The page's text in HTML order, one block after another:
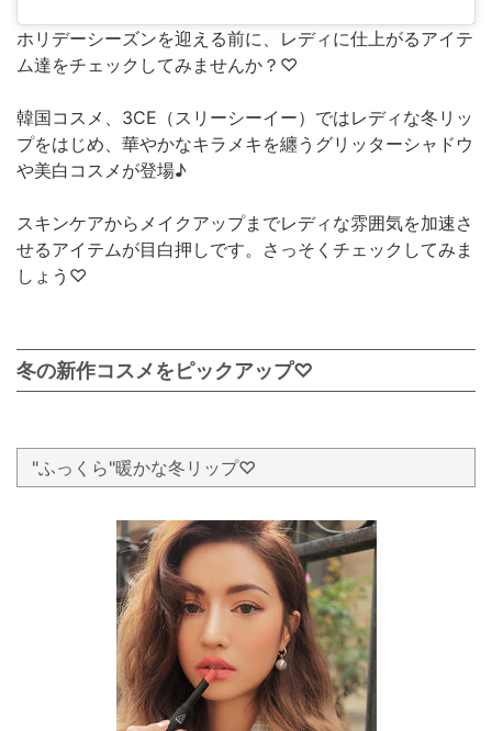
ホリデーシーズンを迎える前に、レディに仕上がるアイテ
ム達をチェックしてみませんか？♡
韓国コスメ、3CE（スリーシーイー）ではレディな冬リッ
プをはじめ、華やかなキラメキを纏うグリッターシャドウ
や美白コスメが登場♪
スキンケアからメイクアップまでレディな雰囲気を加速さ
せるアイテムが目白押しです。さっそくチェックしてみま
しょう♡
冬の新作コスメをピックアップ♡
"ふっくら"暖かな冬リップ♡